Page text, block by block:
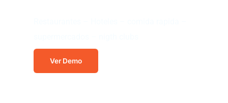
Ver Demo